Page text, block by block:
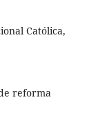
Católica,
reforma